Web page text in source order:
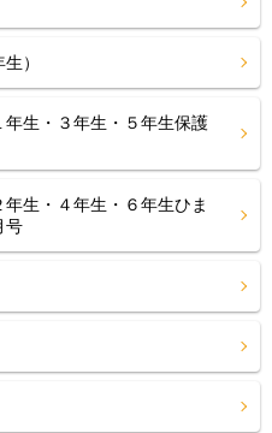
）
生・３年生・５年生保護
生・４年生・６年生ひま
号